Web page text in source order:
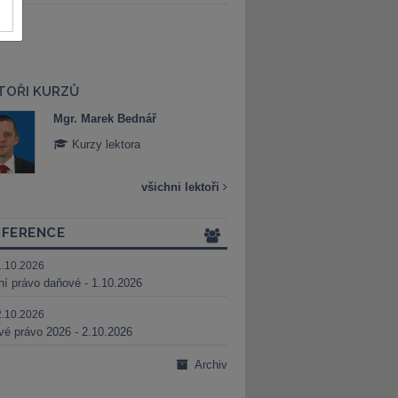
KURZŮ
Mgr. Marek Bednář
Kurzy lektora
všichni lektoři
právo daňové - 1.10.2026
právo 2026 - 2.10.2026
Archiv